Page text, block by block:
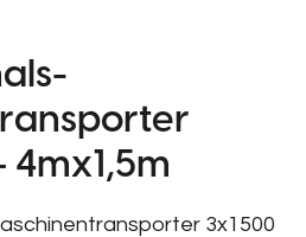
4mx1,5m
3x1500